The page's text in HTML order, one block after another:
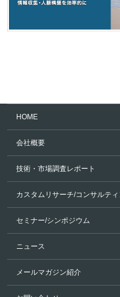
HOME
会社概要
技術・市場調査レポート
カスタムリサーチ/コンサルテ
セミナー/シンポジウム
ニュース
メールマガジン紹介